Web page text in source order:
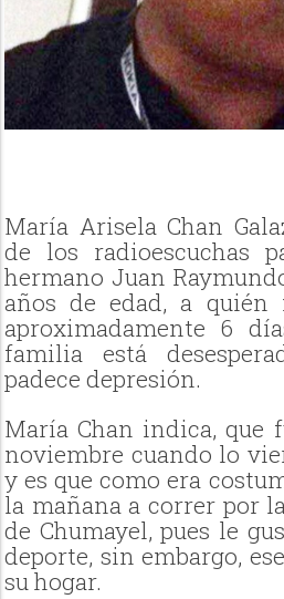
María Arisela Chan
de los radioescuchas
hermano Juan
años de edad, a quién
aproximadamente 6
familia está
padece depresión.
María Chan indica, que
noviembre cuando lo
y es que como era
la mañana a correr por
de Chumayel, pues le
deporte, sin embargo,
su hogar.